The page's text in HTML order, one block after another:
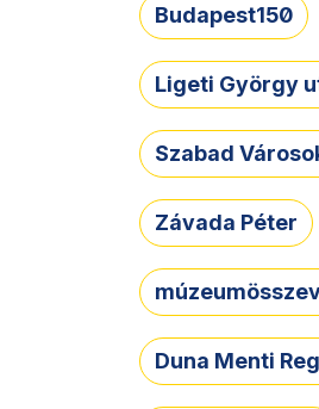
Budapest150
Ligeti György
Szabad
Závada Péter
Duna Menti